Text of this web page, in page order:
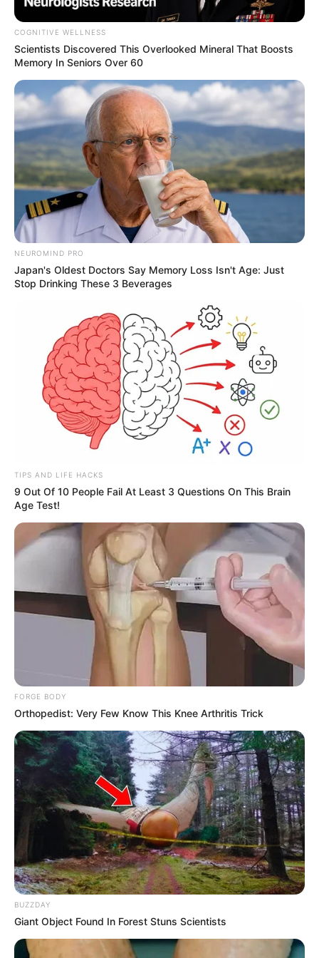
Francisco Álvarez
Francisco Álvarez
Por:
Jhon Edison Sandoval Castro
Enero 17, 2025
COMPARTIR
UNIRSE AL CANAL DE WHATSAPP
Rally Dakartuvo en 2025una cuota colombiana. El
motociclistaFrancisco Álvarez logró la hazaña más
importante de las competencias de Rally mundial al
completar la edición que se corrió enArabia Saudita, en
motor.
Para el cafetero, su primer Dakar tuvo dos semanas de
muchos retos, etapas de 48 horas, dunas, bajas
temperaturas, y la exigencia del desiertoque suele retar
a varios de los mejores pilotos del mundo. Allí, el
deportista tricolor logró sortear las exigencias para
culminar la carrera.
Álvarez finalizó en la casilla 40 de la clasificación general
y revalidó su potencial en una disciplina dominada
ampliamente por los europeos. Pesé a las exigencias del
desierto árabe, el cafetero logró también ganarse un lugar
en la historia de una competencia que muy pocos
finalizan.
COGNITIVE WELLNESS
Scientists Discovered This Overlooked Mineral That Boosts
Memory In Seniors Over 60
NEUROMIND PRO
Japan's Oldest Doctors Say Memory Loss Isn't Age: Just
Stop Drinking These 3 Beverages
TIPS AND LIFE HACKS
9 Out Of 10 People Fail At Least 3 Questions On This Brain
Age Test!
FORGE BODY
Orthopedist: Very Few Know This Knee Arthritis Trick
BUZZDAY
Giant Object Found In Forest Stuns Scientists